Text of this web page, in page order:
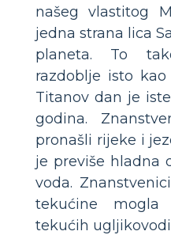
našeg vlastitog
jedna strana lica
planeta. To
razdoblje isto
Titanov dan je
godina.
pronašli rijeke i
je previše hladna
voda.
tekućine
tekućih